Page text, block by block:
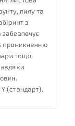
пилу та
з
проникненню
тощо.
(стандарт).